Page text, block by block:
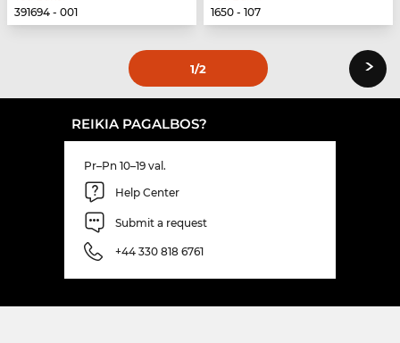
391694 - 001
1650 - 107
1/2 ›
REIKIA PAGALBOS?
Pr–Pn 10–19 val.
Help Center
Submit a request
+44 330 818 6761